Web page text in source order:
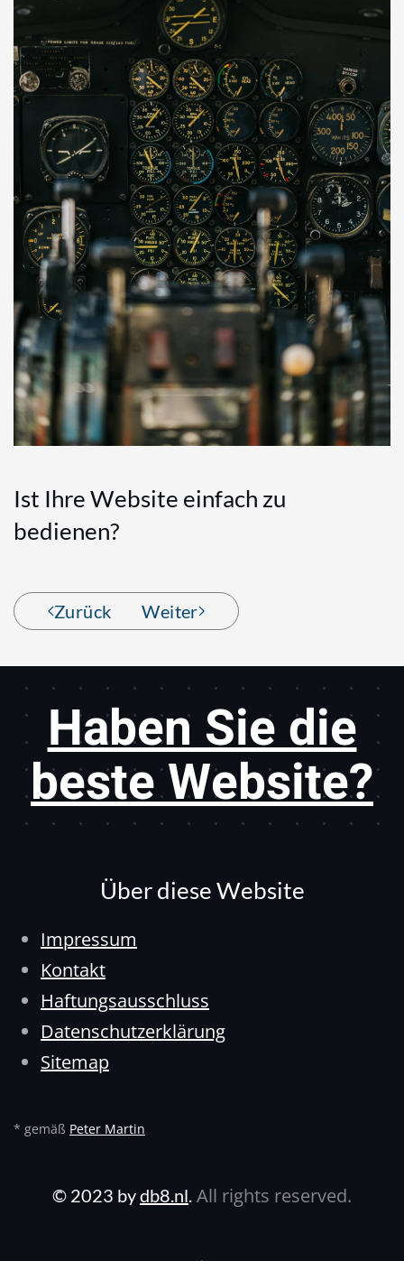
Ist Ihre Website einfach zu
bedienen?
Zurück Weiter
Haben Sie die
beste Website?
Über diese Website
Impressum
Kontakt
Haftungsausschluss
Datenschutzerklärung
Sitemap
* gemäß Peter Martin
© 2023 bydb8.nl. All rights reserved.